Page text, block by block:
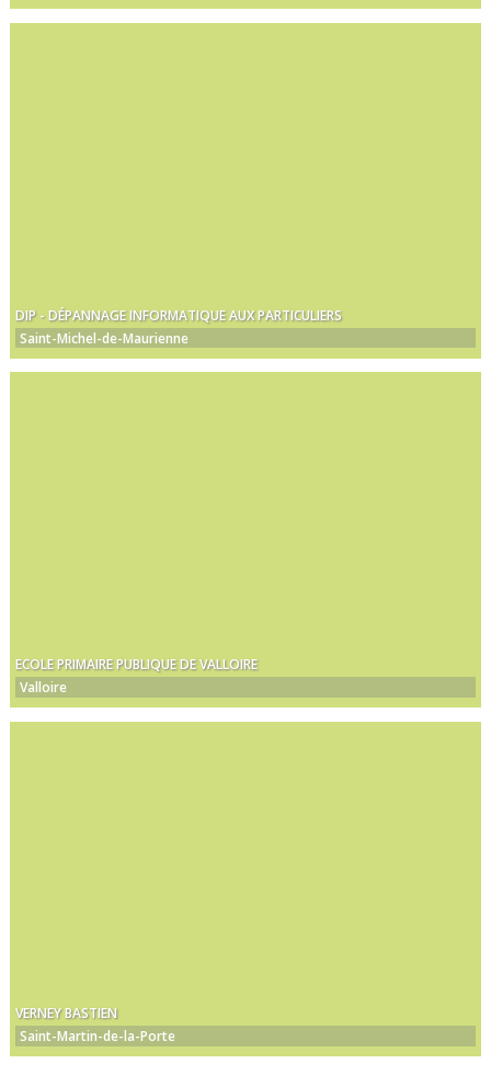
DIP - DÉPANNAGE INFORMATIQUE AUX PARTICULIERS
Saint-Michel-de-Maurienne
ECOLE PRIMAIRE PUBLIQUE DE VALLOIRE
Valloire
VERNEY BASTIEN
Saint-Martin-de-la-Porte